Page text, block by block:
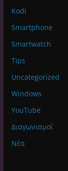
Kodi
Smartphone
Smartwatch
Tips
Uncategorized
Windows
YouTube
Διαγωνισμοί
Νέα